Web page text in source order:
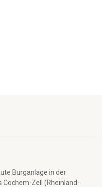
Burganlage in der
Cochem-Zell (Rheinland-